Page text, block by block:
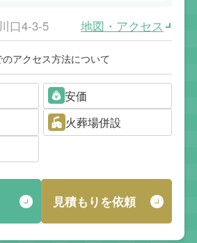
口4-3-5 地図・アクセス
アクセス方法について
安価
火葬場併設
見積もりを依頼